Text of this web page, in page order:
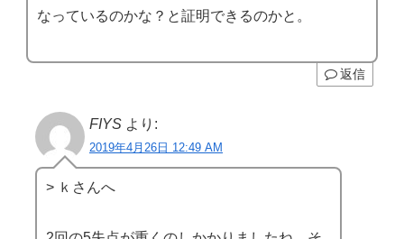
なっているのかな？と証明できるのかと。
返信
FIYS より:
2019年4月26日 12:49 AM
> ｋさんへ